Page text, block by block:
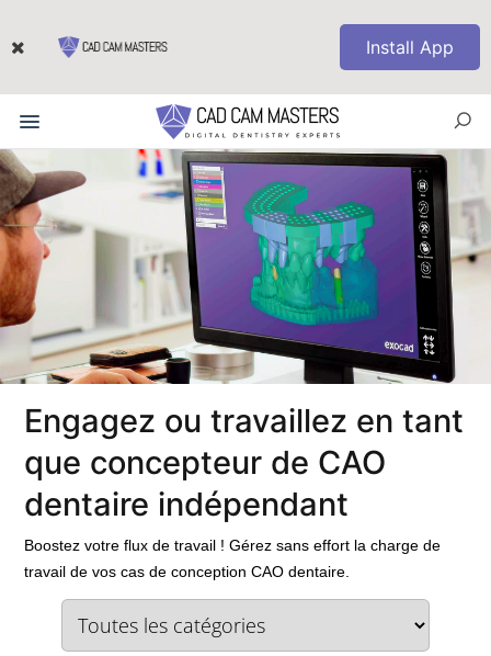
Install App
Engagez ou travaillez en tant
que concepteur de CAO
dentaire indépendant
Boostez votre flux de travail ! Gérez sans effort la charge de
travail de vos cas de conception CAO dentaire.